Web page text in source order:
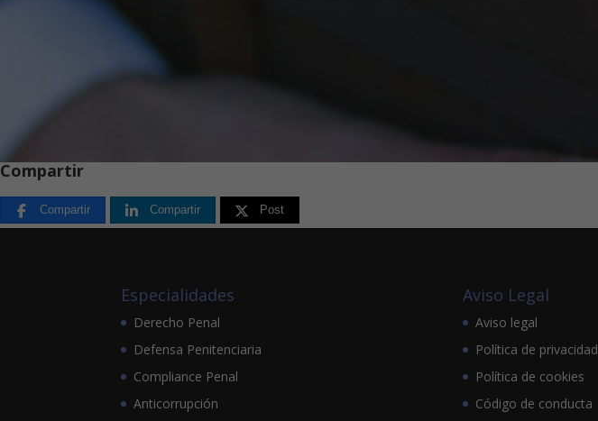
Compartir
Compartir Compartir Post
Especialidades
Derecho Penal
Defensa Penitenciaria
Compliance Penal
Anticorrupción
Aviso Legal
Aviso legal
Política de privacidad
Política de cookies
Código de conducta